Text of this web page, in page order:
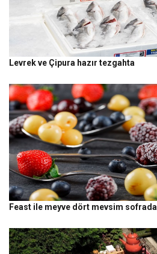
Levrek ve Çipura hazır tezgahta
Feast ile meyve dört mevsim sofrada